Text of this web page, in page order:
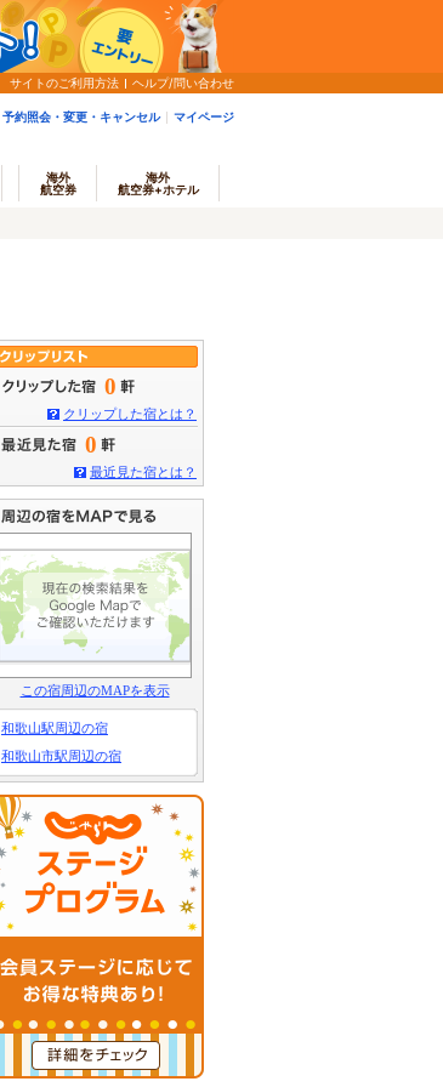
サイトのご利用方法 ヘルプ/問い合わせ
予約照会・変更・キャンセル マイページ
海外
航空券
海外
航空券+ホテル
0
クリップした宿とは？
0
最近見た宿とは？
この宿周辺のMAPを表示
和歌山駅周辺の宿
和歌山市駅周辺の宿